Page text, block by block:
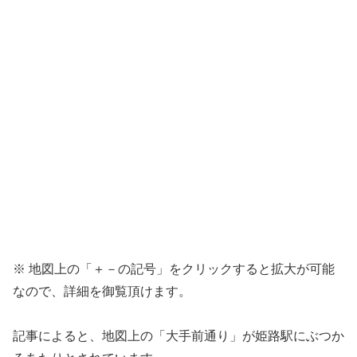
※ 地図上の「＋－の記号」をクリックすると拡大が可能
なので、詳細を御覧頂けます。
記事によると、地図上の「大手前通り」が姫路駅にぶつか